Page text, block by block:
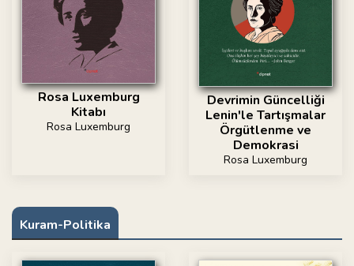
Rosa Luxemburg
Kitabı
Rosa Luxemburg
Devrimin Güncelliği
Lenin'le Tartışmalar
Örgütlenme ve
Demokrasi
Rosa Luxemburg
Kuram-Politika